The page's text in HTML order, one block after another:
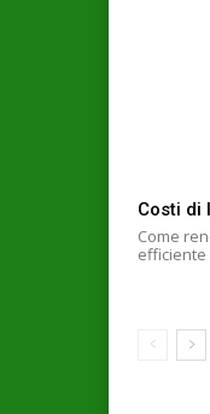
Costi di
Come
efficiente